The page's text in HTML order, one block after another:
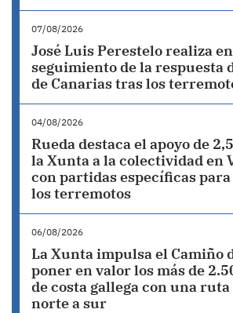
07/08/2026
José Luis Perestelo realiza
seguimiento de la respuesta
de Canarias tras los
04/08/2026
Rueda destaca el apoyo de
la Xunta a la colectividad en
con partidas específicas
los terremotos
06/08/2026
La Xunta impulsa el Camiño
poner en valor los más de
de costa gallega con una
norte a sur